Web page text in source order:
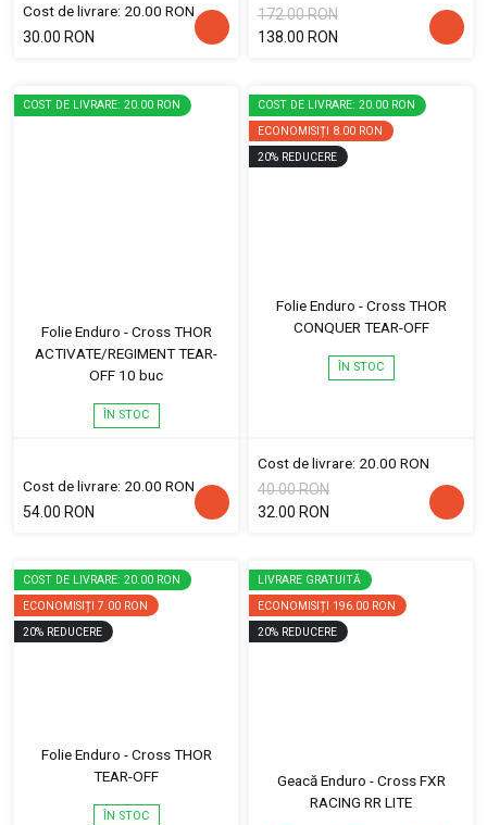
Cost de livrare: 20.00 RON
30.00 RON
172.00 RON
138.00 RON
COST DE LIVRARE: 20.00 RON
Folie Enduro - Cross THOR
ACTIVATE/REGIMENT TEAR-
OFF 10 buc
ÎN STOC
Cost de livrare: 20.00 RON
54.00 RON
COST DE LIVRARE: 20.00 RON
ECONOMISIȚI 8.00 RON
20% REDUCERE
Folie Enduro - Cross THOR
CONQUER TEAR-OFF
ÎN STOC
Cost de livrare: 20.00 RON
40.00 RON
32.00 RON
COST DE LIVRARE: 20.00 RON
ECONOMISIȚI 7.00 RON
20% REDUCERE
Folie Enduro - Cross THOR
TEAR-OFF
ÎN STOC
LIVRARE GRATUITĂ
ECONOMISIȚI 196.00 RON
20% REDUCERE
Geacă Enduro - Cross FXR
RACING RR LITE